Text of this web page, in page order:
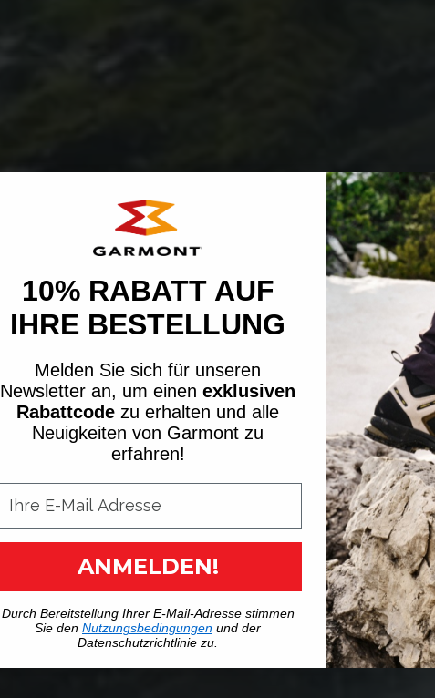
10% RABATT AUF
IHRE BESTELLUNG
Melden Sie sich für unseren
Newsletter an, um einen exklusiven
Rabattcode zu erhalten und alle
Neuigkeiten von Garmont zu
erfahren!
ANMELDEN!
Durch Bereitstellung Ihrer E-Mail-Adresse stimmen
Sie den Nutzungsbedingungen und der
Datenschutzrichtlinie zu.